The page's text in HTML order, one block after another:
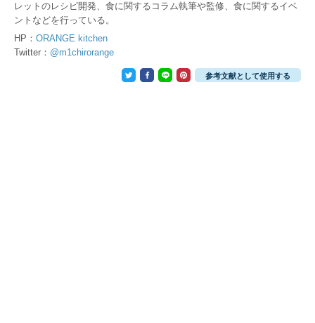
レットのレシピ開発、食に関するコラム執筆や監修、食に関するイベ
ントなどを行っている。
HP： ORANGE kitchen
Twitter： @m1chirorange
参考文献として使用する